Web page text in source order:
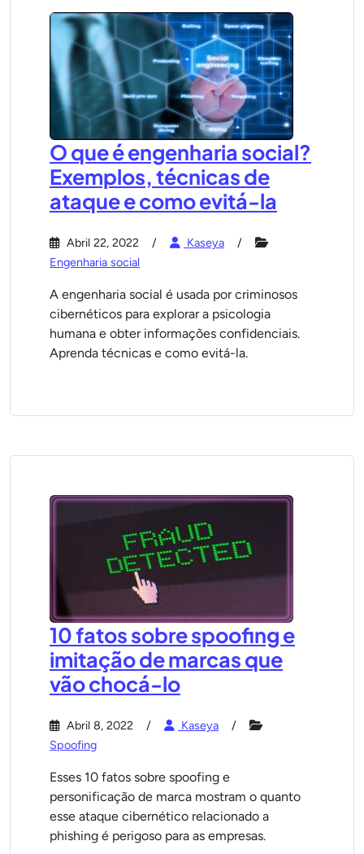
O que é engenharia social?
Exemplos, técnicas de
ataque e como evitá-la
Abril 22, 2022
Kaseya
Engenharia social
A engenharia social é usada por criminosos
cibernéticos para explorar a psicologia
humana e obter informações confidenciais.
Aprenda técnicas e como evitá-la.
10 fatos sobre spoofing e
imitação de marcas que
vão chocá-lo
Abril 8, 2022
Kaseya
Spoofing
Esses 10 fatos sobre spoofing e
personificação de marca mostram o quanto
esse ataque cibernético relacionado a
phishing é perigoso para as empresas.